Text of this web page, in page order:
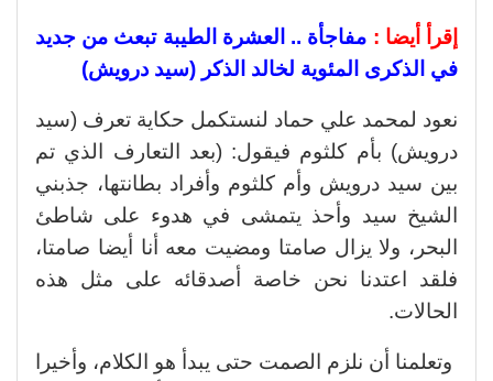
إقرأ أيضا : مفاجأة .. العشرة الطيبة تبعث من جديد
في الذكرى المئوية لخالد الذكر (سيد درويش)
نعود لمحمد علي حماد لنستكمل حكاية تعرف (سيد
درويش) بأم كلثوم فيقول: (بعد التعارف الذي تم
بين سيد درويش وأم كلثوم وأفراد بطانتها، جذبني
الشيخ سيد وأحذ يتمشى في هدوء على شاطئ
البحر، ولا يزال صامتا ومضيت معه أنا أيضا صامتا،
فلقد اعتدنا نحن خاصة أصدقائه على مثل هذه
الحالات.
وتعلمنا أن نلزم الصمت حتى يبدأ هو الكلام، وأخيرا